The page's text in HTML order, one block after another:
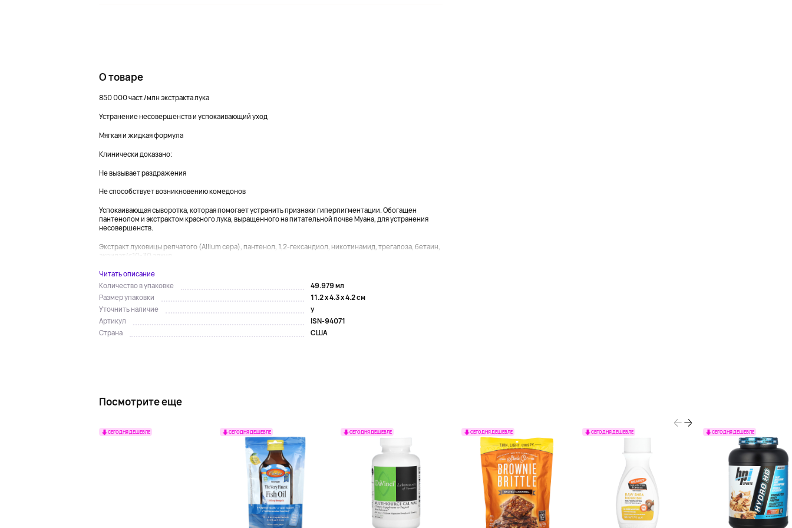
О товаре
850 000 част./млн экстракта лука
Устранение несовершенств и успокаивающий уход
Мягкая и жидкая формула
Клинически доказано:
Не вызывает раздражения
Не способствует возникновению комедонов
Успокаивающая сыворотка, которая помогает устранить признаки гиперпигментации. Обогащен
пантенолом и экстрактом красного лука, выращенного на питательной почве Муана, для устранения
несовершенств.
Экстракт луковицы репчатого (Allium cepa), пантенол, 1,2-гександиол, никотинамид, трегалоза, бетаин,
акрилат/c10-30 алкил...
Читать описание
Количество в упаковке
49.979 мл
Размер упаковки
11.2 x 4.3 x 4.2 см
Уточнить наличие
y
Артикул
ISN-94071
Страна
США
Посмотрите еще
СЕГОДНЯ ДЕШЕВЛЕ СЕГОДНЯ ДЕШЕВЛЕ СЕГОДНЯ ДЕШЕВЛЕ СЕГОДНЯ ДЕШЕВЛЕ СЕГОДНЯ ДЕШЕВЛЕ СЕГОДНЯ ДЕШЕВЛЕ